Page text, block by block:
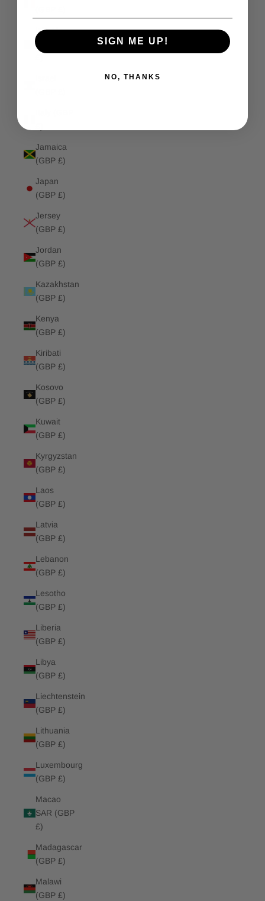
Isle of
Man (GBP
Jamaica
(GBP £)
Japan
(GBP £)
Jersey
(GBP £)
Jordan
(GBP £)
Kazakhstan
(GBP £)
Kenya
(GBP £)
Kiribati
(GBP £)
Kosovo
(GBP £)
Kuwait
(GBP £)
Kyrgyzstan
(GBP £)
Laos
(GBP £)
Latvia
(GBP £)
Lebanon
(GBP £)
Lesotho
(GBP £)
Liberia
(GBP £)
Libya
(GBP £)
Liechtenstein
(GBP £)
Lithuania
(GBP £)
Luxembourg
(GBP £)
Macao
SAR (GBP
£)
Madagascar
(GBP £)
Malawi
(GBP £)
SIGN ME UP!
NO, THANKS